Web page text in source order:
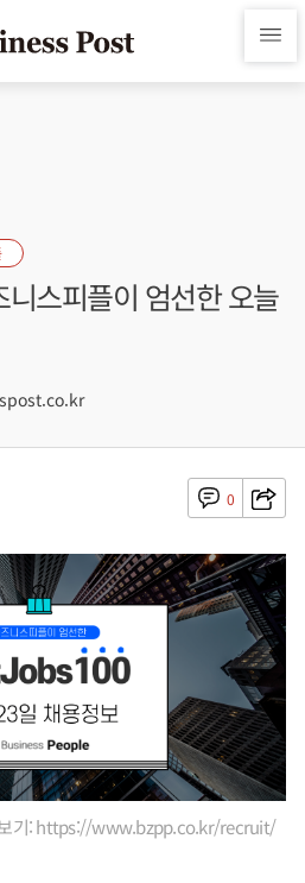
스피플이 엄선한 오늘
0
기: https://www.bzpp.co.kr/recruit/